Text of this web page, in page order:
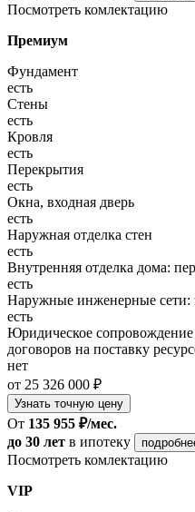
Посмотреть комлектацию
Премиум
Фундамент
есть
Стены
есть
Кровля
есть
Перекрытия
есть
Окна, входная дверь
есть
Наружная отделка стен
есть
Внутренняя отделка дома:
есть
Наружные инженерные сети:
есть
Юридическое сопровождение
договоров на поставку
нет
от 25 326 000 ₽
Узнать точную цену
От 135 955 ₽/мес.
до 30 лет в ипотеку
Посмотреть комлектацию
VIP